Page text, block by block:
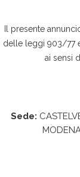
Il presente
delle leggi 903/77
ai sensi
Sede: